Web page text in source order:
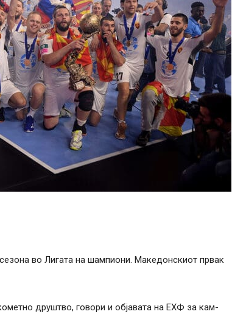
во Лигата на шампиони. Македонскиот првак
друштво, говори и објавата на ЕХФ за кам-